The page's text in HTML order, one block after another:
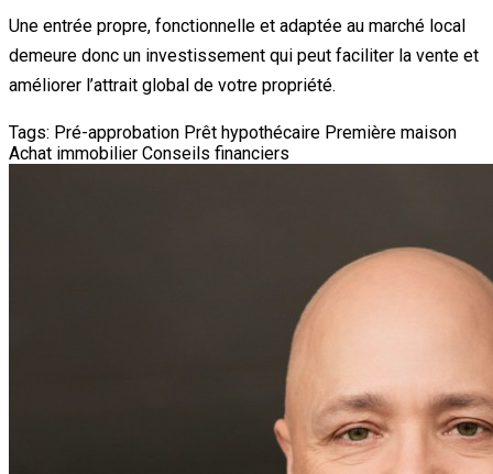
Une entrée propre, fonctionnelle et adaptée au marché local
demeure donc un investissement qui peut faciliter la vente et
améliorer l’attrait global de votre propriété.
Tags: Pré-approbation Prêt hypothécaire Première maison
Achat immobilier Conseils financiers